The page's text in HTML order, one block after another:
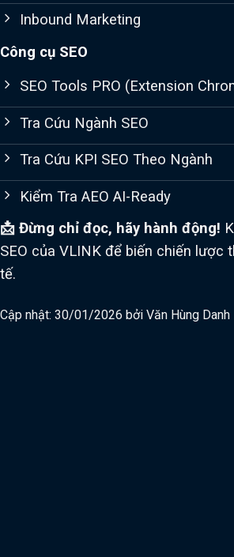
Inbound Marketing
Công cụ SEO
SEO Tools PRO (Extension
Tra Cứu Ngành SEO
Tra Cứu KPI SEO Theo Ngành
Kiểm Tra AEO AI-Ready
📩 Đừng chỉ đọc, hãy hành động!
SEO của VLINK để biến chiến lược
tế.
Cập nhật: 30/01/2026 bởi Văn Hùng Danh